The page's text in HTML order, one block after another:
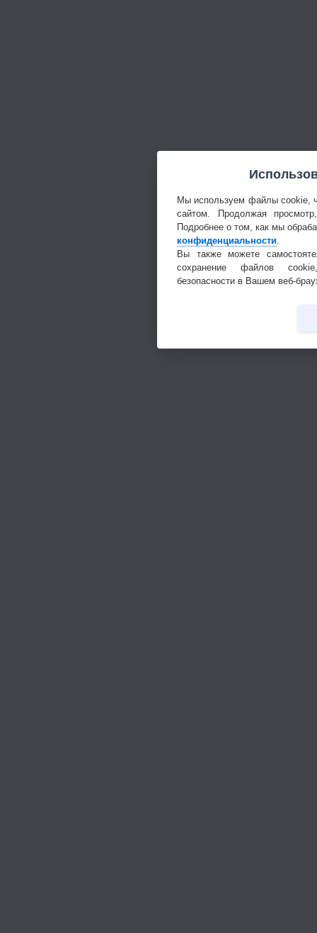
Мы используем файлы cookie,
сайтом. Продолжая
Подробнее о том, как мы
конфиденциальности
Вы также можете
сохранение файлов
безопасности в Вашем веб-